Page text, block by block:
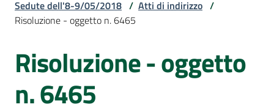
Sedute dell'8-9/05/2018 / Atti di indirizzo /
Risoluzione - oggetto n. 6465
Risoluzione - oggetto
n. 6465